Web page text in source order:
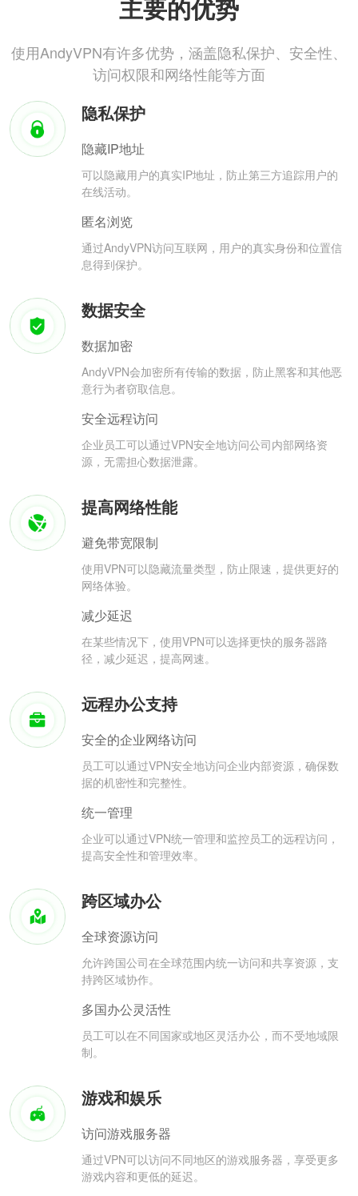
主要的优势
使用AndyVPN有许多优势，涵盖隐私保护、安全性、
访问权限和网络性能等方面
隐私保护
隐藏IP地址
可以隐藏用户的真实IP地址，防止第三方追踪用户的
在线活动。
匿名浏览
通过AndyVPN访问互联网，用户的真实身份和位置信
息得到保护。
数据安全
数据加密
AndyVPN会加密所有传输的数据，防止黑客和其他恶
意行为者窃取信息。
安全远程访问
企业员工可以通过VPN安全地访问公司内部网络资
源，无需担心数据泄露。
提高网络性能
避免带宽限制
使用VPN可以隐藏流量类型，防止限速，提供更好的
网络体验。
减少延迟
在某些情况下，使用VPN可以选择更快的服务器路
径，减少延迟，提高网速。
远程办公支持
安全的企业网络访问
员工可以通过VPN安全地访问企业内部资源，确保数
据的机密性和完整性。
统一管理
企业可以通过VPN统一管理和监控员工的远程访问，
提高安全性和管理效率。
跨区域办公
全球资源访问
允许跨国公司在全球范围内统一访问和共享资源，支
持跨区域协作。
多国办公灵活性
员工可以在不同国家或地区灵活办公，而不受地域限
制。
游戏和娱乐
访问游戏服务器
通过VPN可以访问不同地区的游戏服务器，享受更多
游戏内容和更低的延迟。